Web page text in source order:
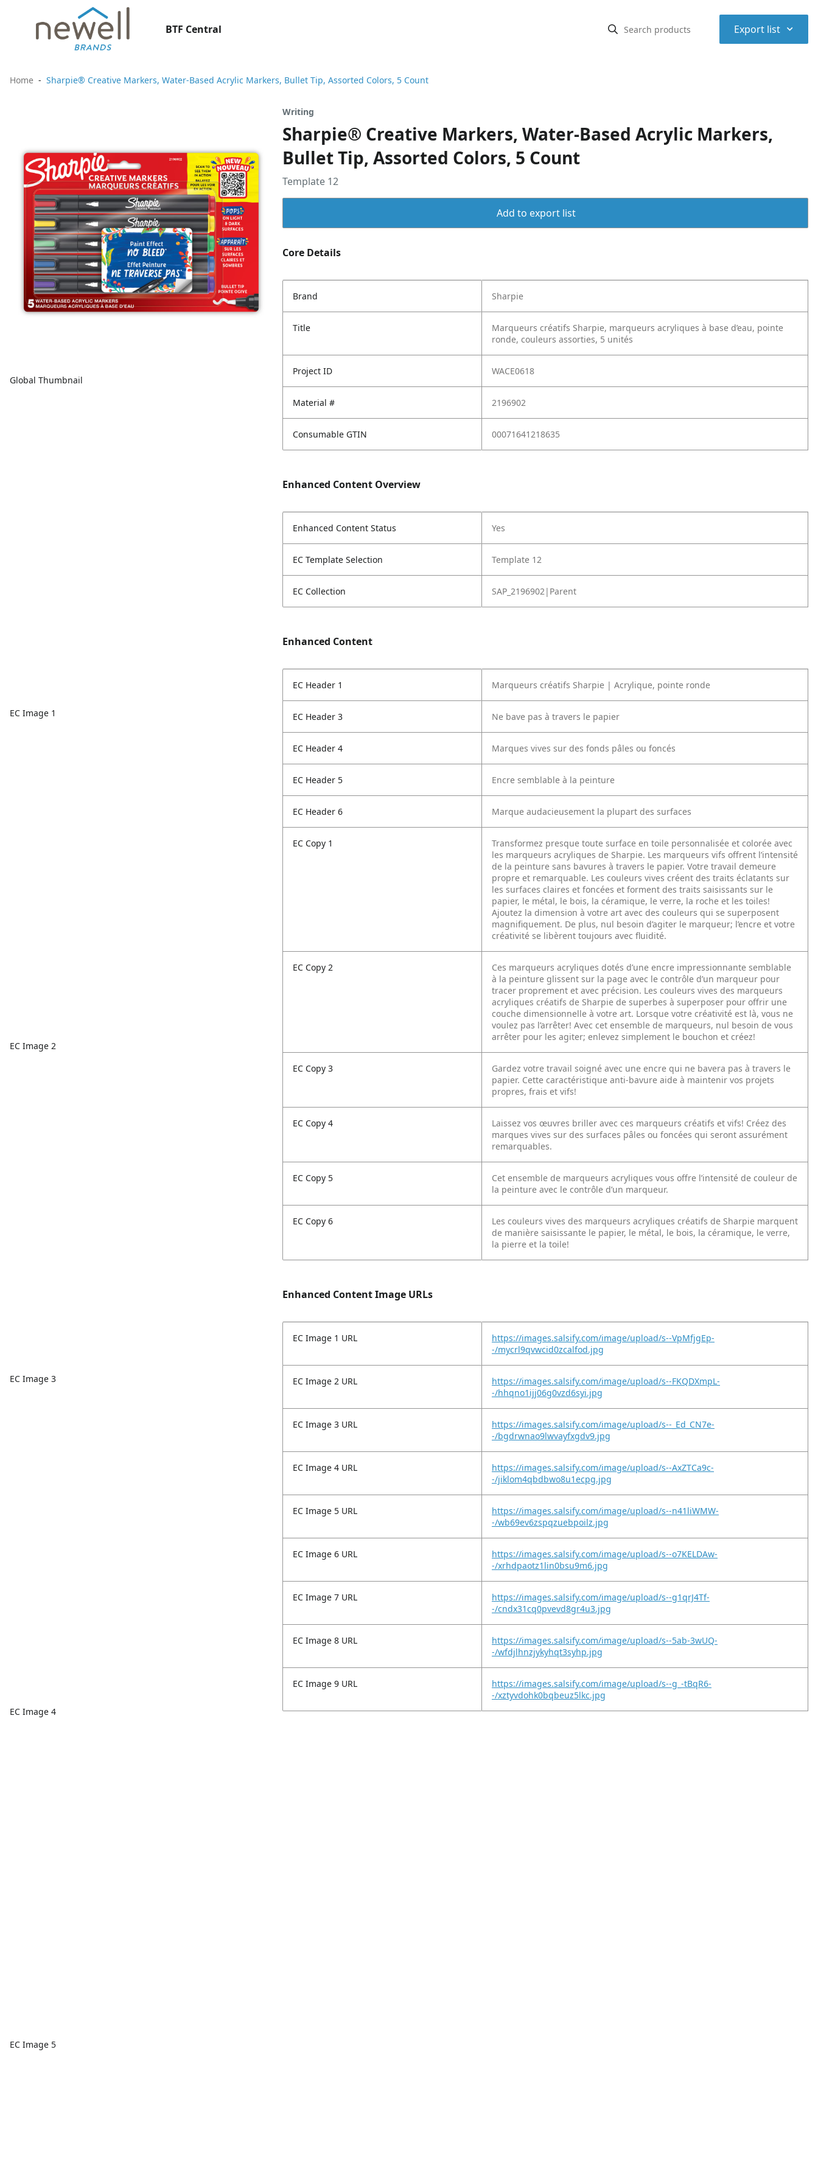
BTF Central Export list ⌃
Home Sharpie® Creative Markers, Water-Based Acrylic Markers, Bullet Tip, Assorted Colors, 5 Count
Global Thumbnail
EC Image 1
EC Image 2
EC Image 3
EC Image 4
EC Image 5
Writing
Sharpie® Creative Markers, Water-Based Acrylic Markers,
Bullet Tip, Assorted Colors, 5 Count
Template 12
Add to export list
Core Details
Brand Sharpie
Title
Marqueurs créatifs Sharpie, marqueurs acryliques à base d’eau, pointe
ronde, couleurs assorties, 5 unités
Project ID WACE0618
Material # 2196902
Consumable GTIN 00071641218635
Enhanced Content Overview
Enhanced Content Status Yes
EC Template Selection Template 12
EC Collection SAP_2196902|Parent
Enhanced Content
EC Header 1 Marqueurs créatifs Sharpie | Acrylique, pointe ronde
EC Header 3 Ne bave pas à travers le papier
EC Header 4 Marques vives sur des fonds pâles ou foncés
EC Header 5 Encre semblable à la peinture
EC Header 6 Marque audacieusement la plupart des surfaces
EC Copy 1
Transformez presque toute surface en toile personnalisée et colorée avec
les marqueurs acryliques de Sharpie. Les marqueurs vifs offrent l’intensité
de la peinture sans bavures à travers le papier. Votre travail demeure
propre et remarquable. Les couleurs vives créent des traits éclatants sur
les surfaces claires et foncées et forment des traits saisissants sur le
papier, le métal, le bois, la céramique, le verre, la roche et les toiles!
Ajoutez la dimension à votre art avec des couleurs qui se superposent
magnifiquement. De plus, nul besoin d’agiter le marqueur; l’encre et votre
créativité se libèrent toujours avec fluidité.
EC Copy 2
Ces marqueurs acryliques dotés d’une encre impressionnante semblable
à la peinture glissent sur la page avec le contrôle d’un marqueur pour
tracer proprement et avec précision. Les couleurs vives des marqueurs
acryliques créatifs de Sharpie de superbes à superposer pour offrir une
couche dimensionnelle à votre art. Lorsque votre créativité est là, vous ne
voulez pas l’arrêter! Avec cet ensemble de marqueurs, nul besoin de vous
arrêter pour les agiter; enlevez simplement le bouchon et créez!
EC Copy 3
Gardez votre travail soigné avec une encre qui ne bavera pas à travers le
papier. Cette caractéristique anti-bavure aide à maintenir vos projets
propres, frais et vifs!
EC Copy 4
Laissez vos œuvres briller avec ces marqueurs créatifs et vifs! Créez des
marques vives sur des surfaces pâles ou foncées qui seront assurément
remarquables.
EC Copy 5
Cet ensemble de marqueurs acryliques vous offre l’intensité de couleur de
la peinture avec le contrôle d’un marqueur.
EC Copy 6
Les couleurs vives des marqueurs acryliques créatifs de Sharpie marquent
de manière saisissante le papier, le métal, le bois, la céramique, le verre,
la pierre et la toile!
Enhanced Content Image URLs
EC Image 1 URL
https://images.salsify.com/image/upload/s--VpMfjgEp-
-/mycrl9qvwcid0zcalfod.jpg
EC Image 2 URL
https://images.salsify.com/image/upload/s--FKQDXmpL-
-/hhqno1ijj06g0vzd6syi.jpg
EC Image 3 URL
https://images.salsify.com/image/upload/s--_Ed_CN7e-
-/bgdrwnao9lwvayfxgdv9.jpg
EC Image 4 URL
https://images.salsify.com/image/upload/s--AxZTCa9c-
-/jiklom4qbdbwo8u1ecpg.jpg
EC Image 5 URL
https://images.salsify.com/image/upload/s--n41liWMW-
-/wb69ev6zspqzuebpoilz.jpg
EC Image 6 URL
https://images.salsify.com/image/upload/s--o7KELDAw-
-/xrhdpaotz1lin0bsu9m6.jpg
EC Image 7 URL
https://images.salsify.com/image/upload/s--g1qrJ4Tf-
-/cndx31cq0pvevd8gr4u3.jpg
EC Image 8 URL
https://images.salsify.com/image/upload/s--5ab-3wUQ-
-/wfdjlhnzjykyhqt3syhp.jpg
EC Image 9 URL
https://images.salsify.com/image/upload/s--g_-tBqR6-
-/xztyvdohk0bqbeuz5lkc.jpg